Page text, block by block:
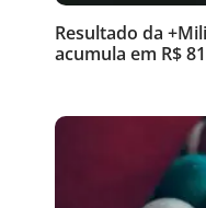
Resultado da
acumula em R$